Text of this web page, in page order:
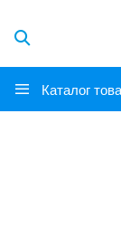
Каталог